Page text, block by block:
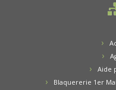
Aide
Blaquererie 1er